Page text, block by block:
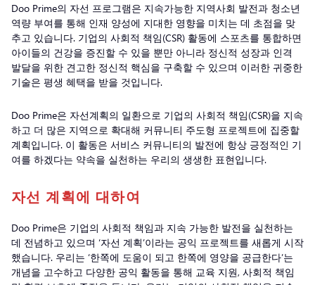
Doo Prime의 자선 프로그램은 지속가능한 지역사회 발전과 청소년
역량 부여를 통해 인재 양성에 지대한 영향을 미치는 데 초점을 맞
추고 있습니다. 기업의 사회적 책임(CSR) 활동에 스포츠를 통합하면
아이들의 건강을 증진할 수 있을 뿐만 아니라 정신적 성장과 인격
발달을 위한 견고한 정신적 핵심을 구축할 수 있으며 이러한 귀중한
기술은 평생 혜택을 받을 것입니다.
Doo Prime은 자선계획의 일환으로 기업의 사회적 책임(CSR)을 지속
하고 더 많은 지역으로 확대해 커뮤니티 주도형 프로젝트에 집중할
계획입니다. 이 활동은 서비스 커뮤니티의 발전에 항상 긍정적인 기
여를 하겠다는 약속을 실천하는 우리의 생생한 표현입니다.
자선 계획에 대하여
Doo Prime은 기업의 사회적 책임과 지속 가능한 발전을 실천하는
데 전념하고 있으며 ‘자선 계획’이라는 공익 프로젝트를 새롭게 시작
했습니다. 우리는 ‘한쪽에 도움이 되고 한쪽에 영양을 공급한다’는
개념을 고수하고 다양한 공익 활동을 통해 교육 지원, 사회적 책임